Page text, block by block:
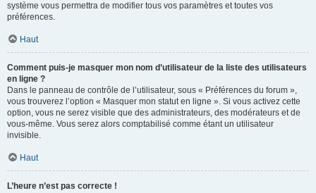
système vous permettra de modifier tous vos paramètres et toutes vos
préférences.
Haut
Comment puis-je masquer mon nom d’utilisateur de la liste des utilisateurs
en ligne ?
Dans le panneau de contrôle de l’utilisateur, sous « Préférences du forum »,
vous trouverez l’option « Masquer mon statut en ligne ». Si vous activez cette
option, vous ne serez visible que des administrateurs, des modérateurs et de
vous-même. Vous serez alors comptabilisé comme étant un utilisateur
invisible.
Haut
L’heure n’est pas correcte !